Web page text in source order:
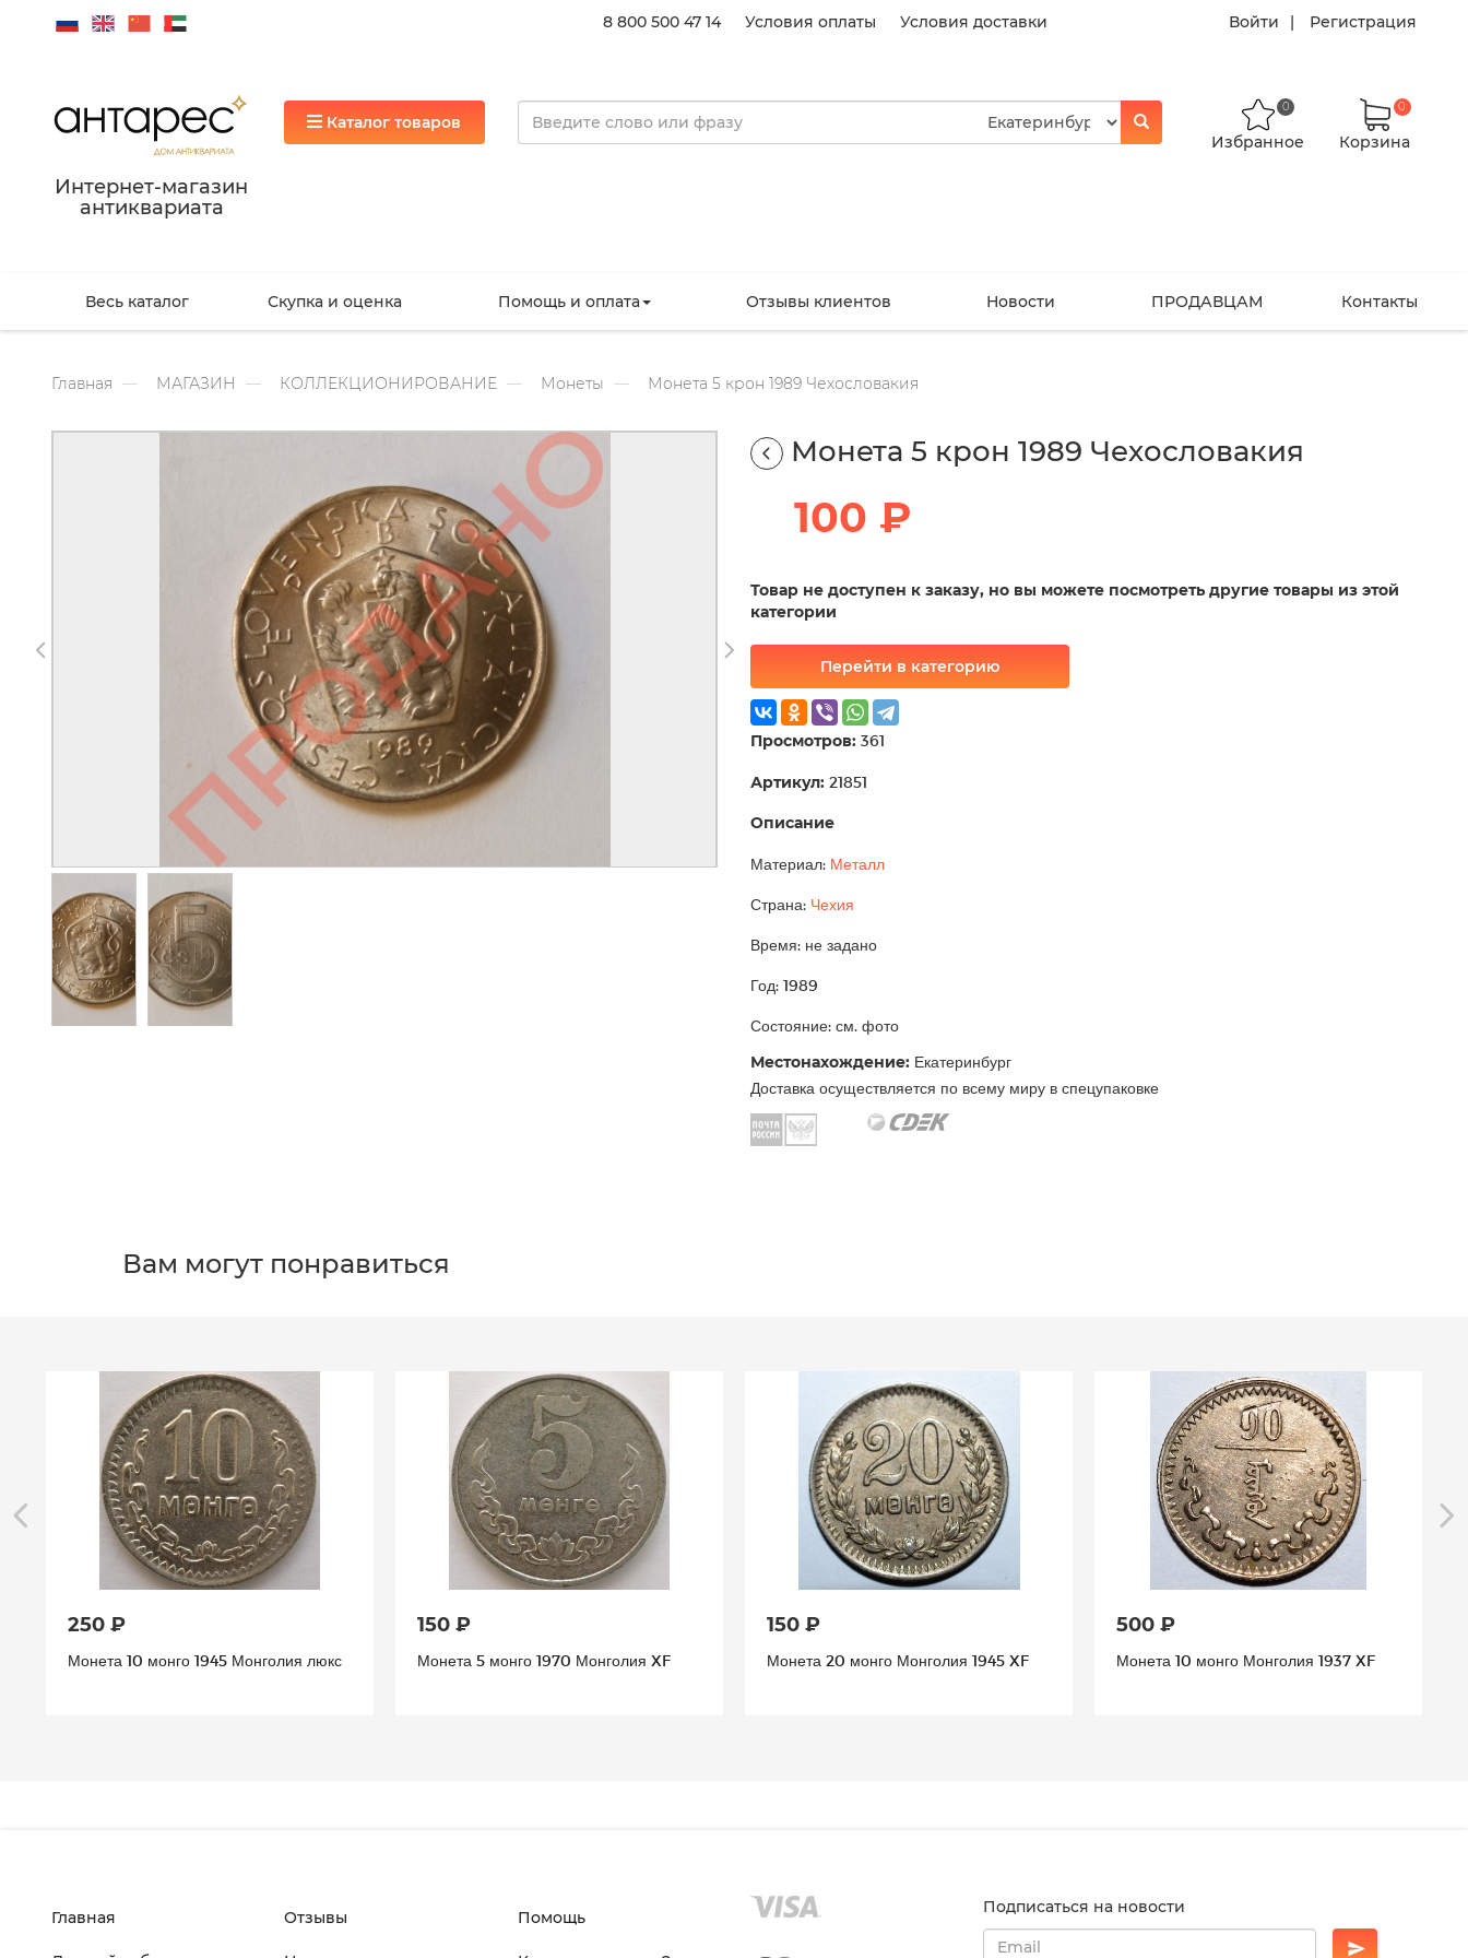
8 800 500 47 14 Условия оплаты Условия доставки Войти Регистрация
Интернет-магазин
антиквариата
Каталог товаров
Избранное
0
Корзина
0
Весь каталог Скупка и оценка Помощь и оплата Отзывы клиентов Новости ПРОДАВЦАМ Контакты
Главная МАГАЗИН КОЛЛЕКЦИОНИРОВАНИЕ Монеты Монета 5 крон 1989 Чехословакия
Монета 5 крон 1989 Чехословакия
100 ₽
Товар не доступен к заказу, но вы можете посмотреть другие товары из этой
категории
Перейти в категорию
Просмотров: 361
Артикул: 21851
Описание
Материал: Металл
Страна: Чехия
Время: не задано
Год: 1989
Состояние: см. фото
Местонахождение: Екатеринбург
Доставка осуществляется по всему миру в спецупаковке
Вам могут понравиться
250 ₽
Монета 10 монго 1945 Монголия люкс
150 ₽
Монета 5 монго 1970 Монголия XF
150 ₽
Монета 20 монго Монголия 1945 XF
500 ₽
Монета 10 монго Монголия 1937 XF
Главная Отзывы Помощь
Подписаться на новости